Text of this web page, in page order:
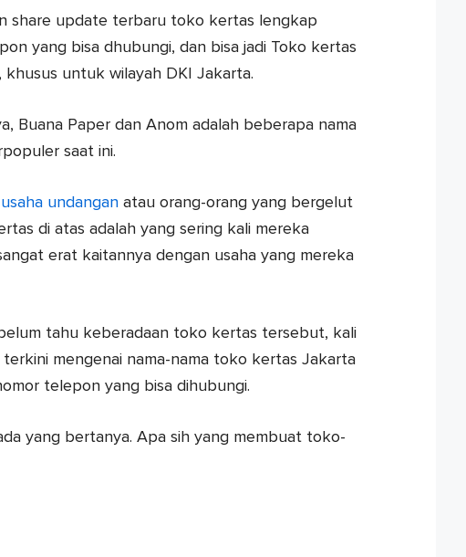
share update terbaru toko kertas lengkap
yang bisa dhubungi, dan bisa jadi Toko kertas
untuk wilayah DKI Jakarta.
Buana Paper dan Anom adalah beberapa nama
saat ini.
usaha undangan atau orang-orang yang bergelut
di atas adalah yang sering kali mereka
erat kaitannya dengan usaha yang mereka
tahu keberadaan toko kertas tersebut, kali
mengenai nama-nama toko kertas Jakarta
telepon yang bisa dihubungi.
yang bertanya. Apa sih yang membuat toko-